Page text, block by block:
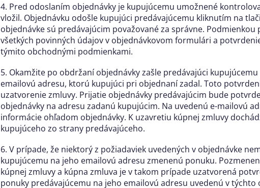
4. Pred odoslaním objednávky je kupujúcemu umožnené
vložil. Objednávku odošle kupujúci predávajúcemu kliknutím na
objednávke sú predávajúcim považované za správne.
všetkých povinných údajov v objednávkovom formulári a
týmito obchodnými podmienkami.
5. Okamžite po obdržaní objednávky zašle predávajúci
emailovú adresu, ktorú kupujúci pri objednaní zadal. Toto
uzatvorenie zmluvy. Prijatie objednávky predávajúcim bude
objednávky na adresu zadanú kupujúcim. Na uvedenú e-mailovú
informácie ohľadom objednávky. K uzavretiu kúpnej zmluvy
kupujúceho zo strany predávajúceho.
6. V prípade, že niektorý z požiadaviek uvedených v objednávke
kupujúcemu na jeho emailovú adresu zmenenú ponuku.
kúpnej zmluvy a kúpna zmluva je v takom prípade uzatvorená
ponuky predávajúcemu na jeho emailovú adresu uvedenú v